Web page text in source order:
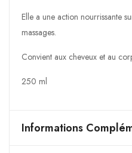
Elle a une action nourrissante
massages.
Convient aux cheveux et au
250 ml
Informations